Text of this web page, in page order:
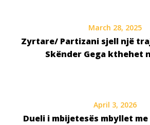
March 28, 2025
Zyrtare/ Partizani sjell një
Skënder Gega kthehet
April 3, 2026
Dueli i mbijetesës mbyllet